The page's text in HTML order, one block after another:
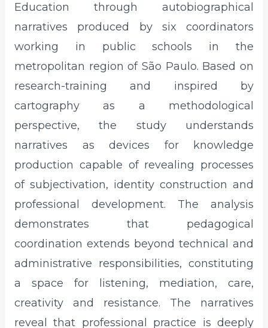
Education through autobiographical
narratives produced by six coordinators
working in public schools in the
metropolitan region of São Paulo. Based on
research-training and inspired by
cartography as a methodological
perspective, the study understands
narratives as devices for knowledge
production capable of revealing processes
of subjectivation, identity construction and
professional development. The analysis
demonstrates that pedagogical
coordination extends beyond technical and
administrative responsibilities, constituting
a space for listening, mediation, care,
creativity and resistance. The narratives
reveal that professional practice is deeply